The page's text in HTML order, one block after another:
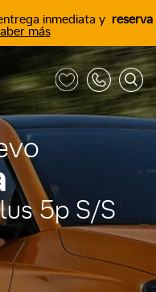
inmediata y
reserva
más
5p S/S